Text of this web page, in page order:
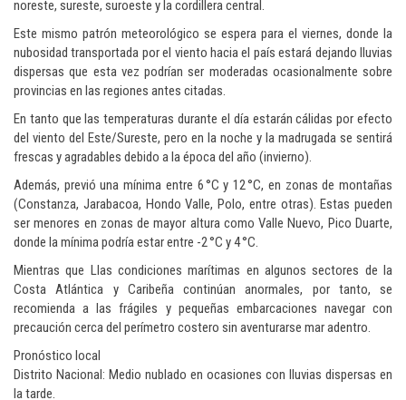
noreste, sureste, suroeste y la cordillera central.
Este mismo patrón meteorológico se espera para el viernes, donde la
nubosidad transportada por el viento hacia el país estará dejando lluvias
dispersas que esta vez podrían ser moderadas ocasionalmente sobre
provincias en las regiones antes citadas.
En tanto que las temperaturas durante el día estarán cálidas por efecto
del viento del Este/Sureste, pero en la noche y la madrugada se sentirá
frescas y agradables debido a la época del año (invierno).
Además, previó una mínima entre 6 °C y 12 °C, en zonas de montañas
(Constanza, Jarabacoa, Hondo Valle, Polo, entre otras). Estas pueden
ser menores en zonas de mayor altura como Valle Nuevo, Pico Duarte,
donde la mínima podría estar entre -2 °C y 4 °C.
Mientras que Llas condiciones marítimas en algunos sectores de la
Costa Atlántica y Caribeña continúan anormales, por tanto, se
recomienda a las frágiles y pequeñas embarcaciones navegar con
precaución cerca del perímetro costero sin aventurarse mar adentro.
Pronóstico local
Distrito Nacional: Medio nublado en ocasiones con lluvias dispersas en
la tarde.